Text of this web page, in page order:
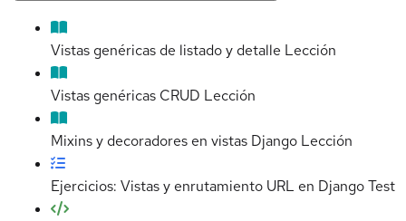
Vistas genéricas de listado y detalle Lección
Vistas genéricas CRUD Lección
Mixins y decoradores en vistas Django Lección
Ejercicios: Vistas y enrutamiento URL en DjangoTest